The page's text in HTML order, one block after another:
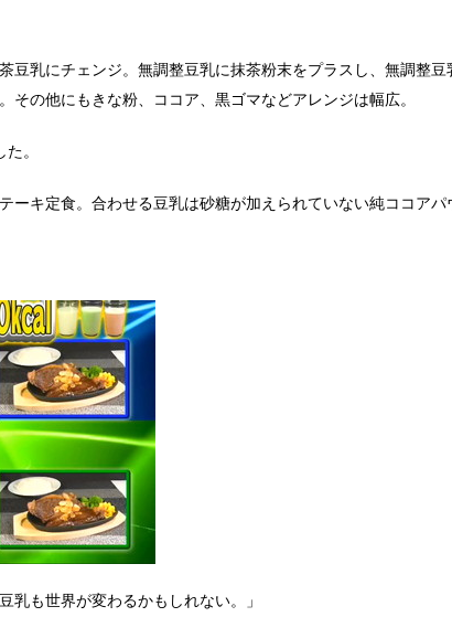
豆乳にチェンジ。無調整豆乳に抹茶粉末をプラスし、無調整豆
の他にもきな粉、ココア、黒ゴマなどアレンジは幅広。
。
ーキ定食。合わせる豆乳は砂糖が加えられていない純ココアパ
乳も世界が変わるかもしれない。」